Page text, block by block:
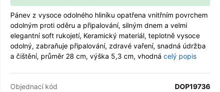
Pánev z vysoce odolného hliníku opatřena vnitřním povrchem
odolným proti oděru a připalování, silným dnem a velmi
elegantní soft rukojetí, Keramický materiál, teplotně vysoce
odolný, zabraňuje připalování, zdravé vaření, snadná údržba
a čištění, průměr 28 cm, výška 5,3 cm, vhodná celý popis
Objednací kód
DOP19736